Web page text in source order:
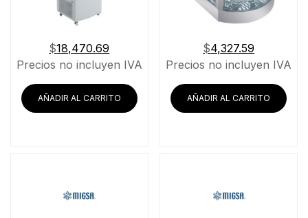
$18,470.69
Precios no incluyen IVA
AÑADIR AL CARRITO
$4,327.59
Precios no incluyen IVA
AÑADIR AL CARRITO